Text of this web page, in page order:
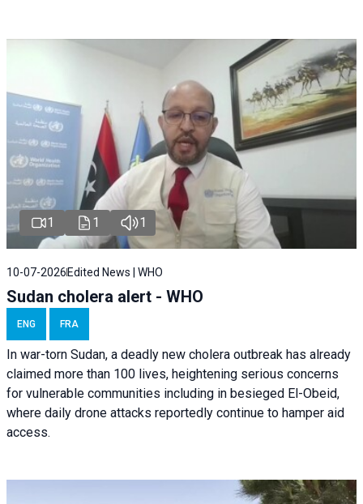
1 1 1
10-07-2026 Edited News | WHO
Sudan cholera alert - WHO
ENG FRA
In war-torn Sudan, a deadly new cholera outbreak has already
claimed more than 100 lives, heightening serious concerns
for vulnerable communities including in besieged El-Obeid,
where daily drone attacks reportedly continue to hamper aid
access.